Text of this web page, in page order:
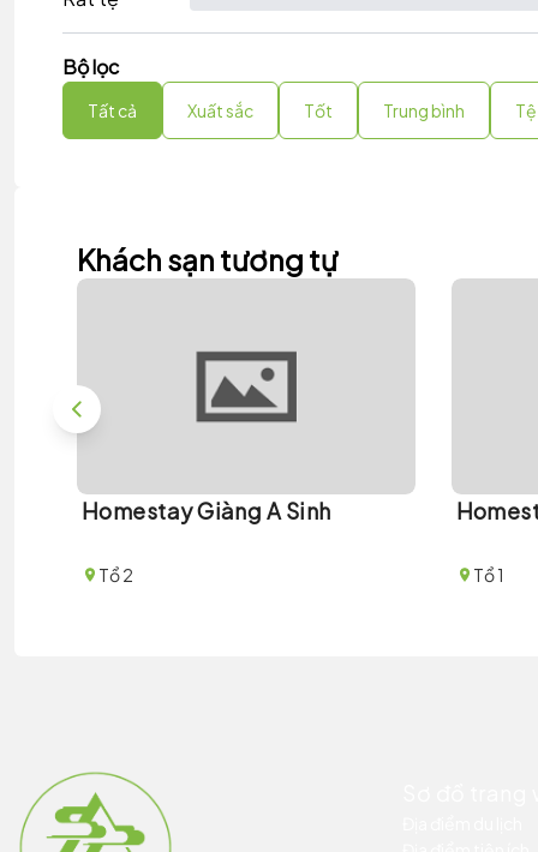
Bộ lọc
Tất cả Xuất sắc Tốt Trung bình Tệ
Khách sạn tương tự
Homestay Giàng A Sinh
Tổ 2 Tổ 1